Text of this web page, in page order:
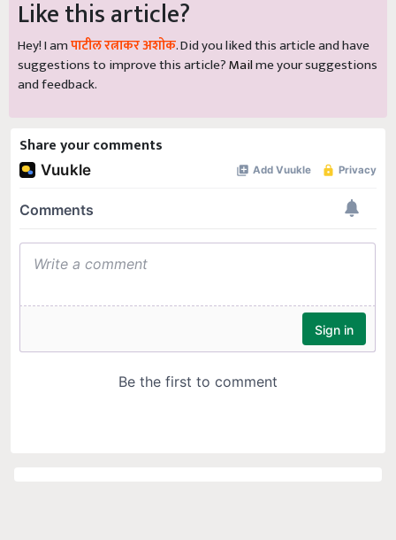
Like this article?
Hey! I amपाटील रत्नाकर अशोक. Did you liked this article and have
suggestions to improve this article?Mailme your suggestions
and feedback.
Share your comments